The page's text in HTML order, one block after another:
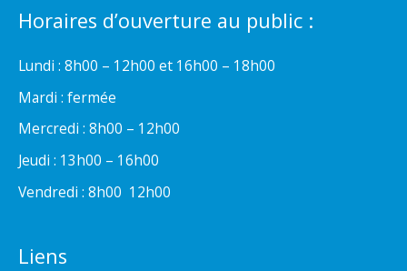
Horaires d’ouverture au public :
Lundi : 8h00 – 12h00 et 16h00 – 18h00
Mardi : fermée
Mercredi : 8h00 – 12h00
Jeudi : 13h00 – 16h00
Vendredi : 8h00  12h00
Liens